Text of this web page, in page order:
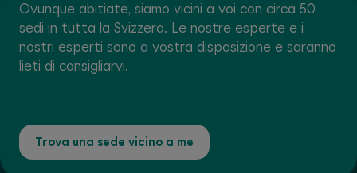
Ovunque abitiate, siamo vicini a voi con circa 50
sedi in tutta la Svizzera. Le nostre esperte e i
nostri esperti sono a vostra disposizione e saranno
lieti di consigliarvi.
Trova una sede vicino a me